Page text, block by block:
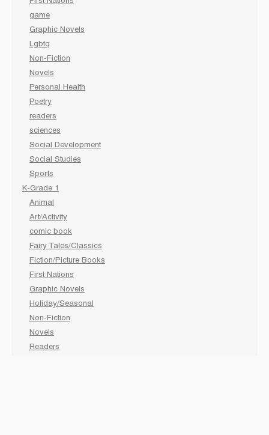
First Nations
game
Graphic Novels
Lgbtq
Non-Fiction
Novels
Personal Health
Poetry
readers
sciences
Social Development
Social Studies
Sports
K-Grade 1
Animal
Art/Activity
comic book
Fairy Tales/Classics
Fiction/Picture Books
First Nations
Graphic Novels
Holiday/Seasonal
Non-Fiction
Novels
Readers